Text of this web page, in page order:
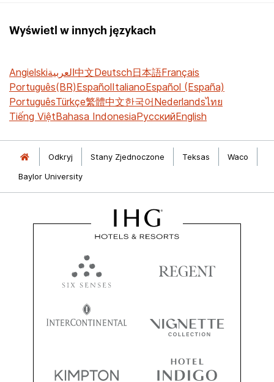
Wyświetl w innych językach
Angielskiالعربية中文Deutsch日本語Français
Português(BR)EspañolItalianoEspañol (España)
PortuguêsTürkçe繁體中文한국어Nederlandsไทย
Tiếng ViệtBahasa IndonesiaРусскийEnglish
Odkryj Stany Zjednoczone Teksas
Waco
Baylor University